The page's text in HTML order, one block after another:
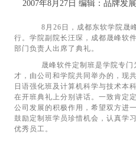
2007年8月27日 编辑：品牌发
8 月26 日，成都东软学院晟
行。学院副院长汪琛，成都晟峰软
部门负责人出席了典礼。
晟峰软件定制班是学院专门
才，由公司和学院共同举办的，现
日语强化班及计算机科学与技术本
在开班典礼上分别讲话。一致肯定
公司发展的积极作用，希望双方进
鼓励定制班学员珍惜机会，认真学
优秀员工。